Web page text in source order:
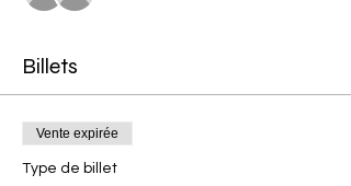
Billets
Vente expirée
Type de billet